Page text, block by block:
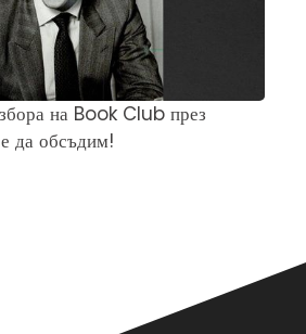
на Book Club през
да обсъдим!